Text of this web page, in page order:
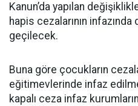
Kanun’da yapılan
hapis cezalarının
geçilecek.
Buna göre çocukların
eğitimevlerinde infaz
kapalı ceza infaz